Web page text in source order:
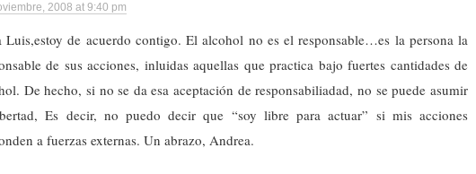
2008 at 9:40 pm
Luis,estoy de acuerdo contigo. El alcohol no es el responsable…es la persona la
de sus acciones, inluidas aquellas que practica bajo fuertes cantidades de
De hecho, si no se da esa aceptación de responsabiliadad, no se puede asumir
Es decir, no puedo decir que “soy libre para actuar” si mis acciones
a fuerzas externas. Un abrazo, Andrea.